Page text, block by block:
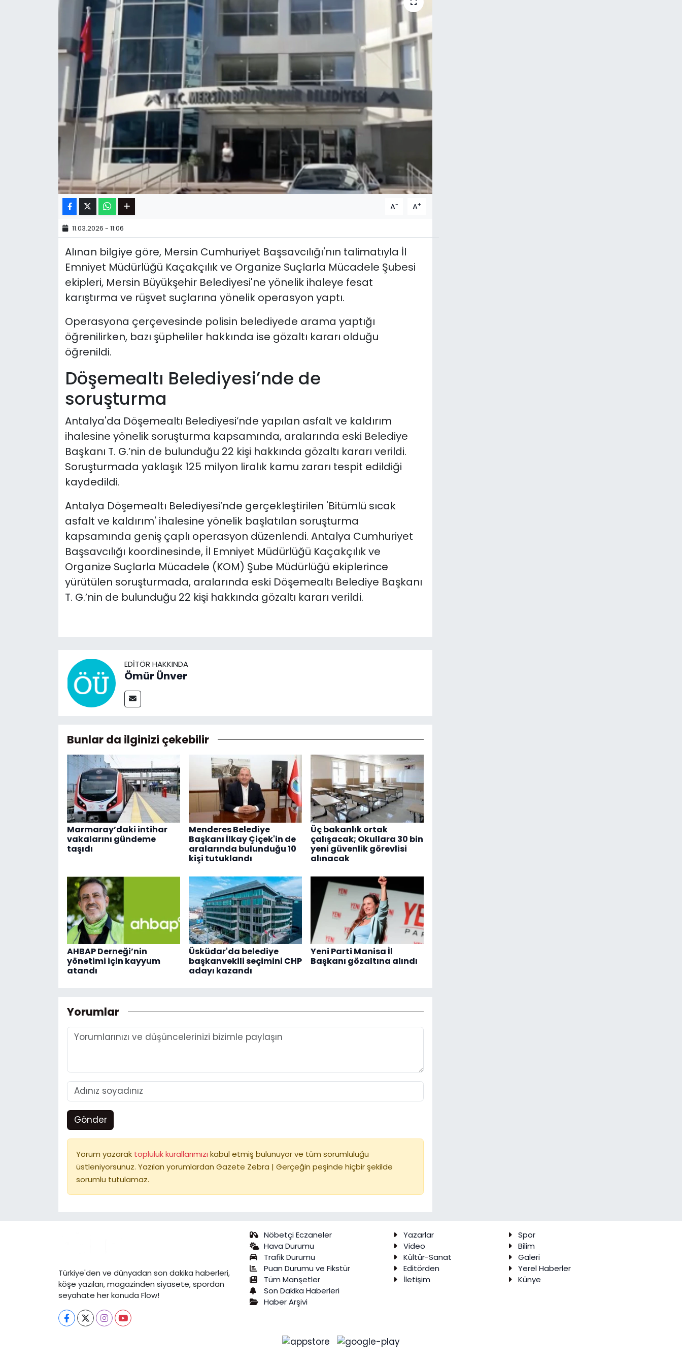
A- A+
11.03.2026 - 11:06
Alınan bilgiye göre, Mersin Cumhuriyet Başsavcılığı'nın talimatıyla İl
Emniyet Müdürlüğü Kaçakçılık ve Organize Suçlarla Mücadele Şubesi
ekipleri, Mersin Büyükşehir Belediyesi'ne yönelik ihaleye fesat
karıştırma ve rüşvet suçlarına yönelik operasyon yaptı.
Operasyona çerçevesinde polisin belediyede arama yaptığı
öğrenilirken, bazı şüpheliler hakkında ise gözaltı kararı olduğu
öğrenildi.
Döşemealtı Belediyesi’nde de
soruşturma
Antalya'da Döşemealtı Belediyesi’nde yapılan asfalt ve kaldırım
ihalesine yönelik soruşturma kapsamında, aralarında eski Belediye
Başkanı T. G.’nin de bulunduğu 22 kişi hakkında gözaltı kararı verildi.
Soruşturmada yaklaşık 125 milyon liralık kamu zararı tespit edildiği
kaydedildi.
Antalya Döşemealtı Belediyesi’nde gerçekleştirilen 'Bitümlü sıcak
asfalt ve kaldırım' ihalesine yönelik başlatılan soruşturma
kapsamında geniş çaplı operasyon düzenlendi. Antalya Cumhuriyet
Başsavcılığı koordinesinde, İl Emniyet Müdürlüğü Kaçakçılık ve
Organize Suçlarla Mücadele (KOM) Şube Müdürlüğü ekiplerince
yürütülen soruşturmada, aralarında eski Döşemealtı Belediye Başkanı
T. G.’nin de bulunduğu 22 kişi hakkında gözaltı kararı verildi.
EDITÖR HAKKINDA
Ömür Ünver
Bunlar da ilginizi çekebilir
Marmaray’daki intihar
vakalarını gündeme
taşıdı
Menderes Belediye
Başkanı İlkay Çiçek'in de
aralarında bulunduğu 10
kişi tutuklandı
Üç bakanlık ortak
çalışacak; Okullara 30 bin
yeni güvenlik görevlisi
alınacak
AHBAP Derneği’nin
yönetimi için kayyum
atandı
Üsküdar'da belediye
başkanvekili seçimini CHP
adayı kazandı
Yeni Parti Manisa İl
Başkanı gözaltına alındı
Yorumlar
Gönder
Yorum yazarak topluluk kurallarımızı kabul etmiş bulunuyor ve tüm sorumluluğu
üstleniyorsunuz. Yazılan yorumlardan Gazete Zebra | Gerçeğin peşinde hiçbir şekilde
sorumlu tutulamaz.
Türkiye'den ve dünyadan son dakika haberleri,
köşe yazıları, magazinden siyasete, spordan
seyahate her konuda Flow!
Nöbetçi Eczaneler
Hava Durumu
Trafik Durumu
Puan Durumu ve Fikstür
Tüm Manşetler
Son Dakika Haberleri
Haber Arşivi
Yazarlar
Spor
Video
Bilim
Kültür-Sanat
Galeri
Editörden
Yerel Haberler
İletişim
Künye